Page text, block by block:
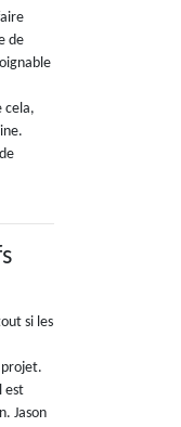
de
cela,
si les
est
Jason